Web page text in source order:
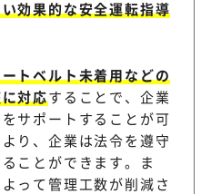
効果的な安全運転指導
トベルト未着用などの
対応することで、企業
サポートすることが可
り、企業は法令を遵守
ことができます。ま
って管理工数が削減さ